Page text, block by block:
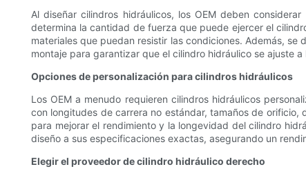
Al diseñar cilindros hidráulicos, los OEM deben
determina la cantidad de fuerza que puede ejercer el
materiales que puedan resistir las condiciones. Además,
montaje para garantizar que el cilindro hidráulico se ajuste
Opciones de personalización para cilindros hidráulicos
Los OEM a menudo requieren cilindros hidráulicos
con longitudes de carrera no estándar, tamaños de orificio,
para mejorar el rendimiento y la longevidad del cilindro
diseño a sus especificaciones exactas, asegurando un
Elegir el proveedor de cilindro hidráulico derecho